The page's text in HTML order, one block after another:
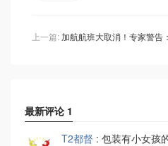
上一篇:加航航班大取消！专家警告：千万别傻傻收退款，教
最新评论 1
T2都督 : 包装有小女孩